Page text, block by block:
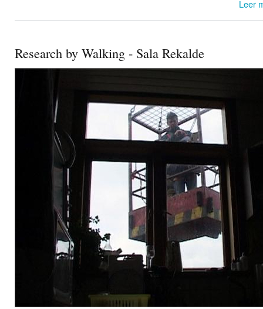
Leer
Research by Walking - Sala Rekalde